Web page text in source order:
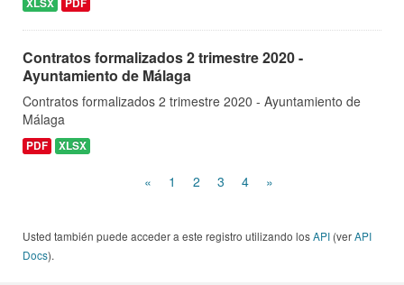
XLSX PDF
Contratos formalizados 2 trimestre 2020 -
Ayuntamiento de Málaga
Contratos formalizados 2 trimestre 2020 - Ayuntamiento de
Málaga
PDF XLSX
« 1 2 3 4 »
Usted también puede acceder a este registro utilizando losAPI (verAPI
Docs).